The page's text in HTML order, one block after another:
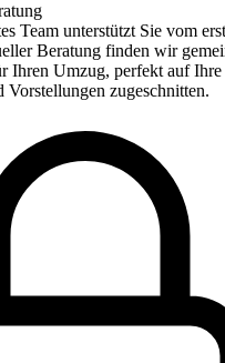
Team unterstützt Sie vom
Beratung finden wir
Ihren Umzug, perfekt auf Ihre
Vorstellungen zugeschnitten.